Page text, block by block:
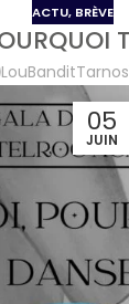
ACTU, BRÈVE
05
JUIN